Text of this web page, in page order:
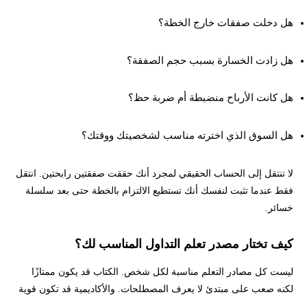
هل دخلت صفقات خارج الخطة؟
هل زادت الخسارة بسبب حجم الصفقة؟
هل كانت الأرباح منضبطة أم ضربة حظ؟
هل السوق الذي اخترته مناسب لشخصيتك ووقتك؟
لا تنتقل إلى الحساب الحقيقي لمجرد أنك حققت صفقتين رابحتين. انتقل
فقط عندما تثبت لنفسك أنك تستطيع الالتزام بالخطة حتى بعد سلسلة
خسائر.
كيف تختار مصدر تعلم التداول المناسب لك؟
ليست كل مصادر التعلم مناسبة لكل شخص. الكتاب قد يكون ممتازًا
لكنه صعب على مبتدئ لا يعرف المصطلحات. والأكاديمية قد تكون قوية